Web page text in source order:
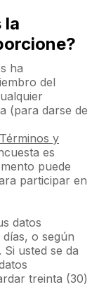
la
ha
del
(para darse de
Términos y
es
puede
participar en
datos
o según
usted se da
treinta (30)